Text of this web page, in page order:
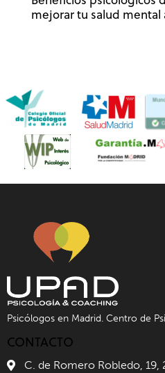
mejorar tu salud mental
Psicólogos en Madrid. Centro de
CONTACTO
C. de Romero Robledo,